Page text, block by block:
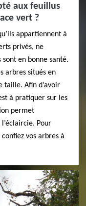
aux feuillus
vert ?
appartiennent à
privés, ne
en bonne santé.
arbres situés en
taille. Afin d’avoir
à pratiquer sur les
permet
Pour
vos arbres à